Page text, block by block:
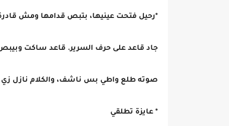
*رحيل فتحت عينيها، بتبص قدامها ومش
جاد قاعد على حرف السرير. قاعد ساكت
صوته طلع واطي بس ناشف، والكلام نازل زي
* عايزة تطلقي